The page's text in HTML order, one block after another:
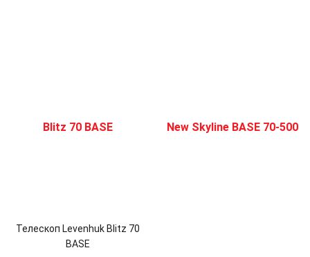
Телескоп Levenhuk Blitz 70
BASE